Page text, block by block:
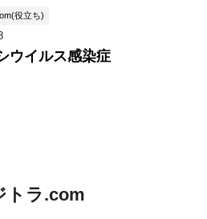
役立ち)
ウイルス感染症
トラ.com